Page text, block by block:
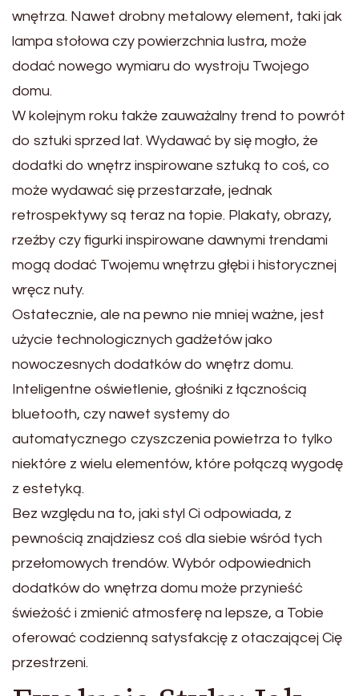
wnętrza. Nawet drobny metalowy element, taki jak
lampa stołowa czy powierzchnia lustra, może
dodać nowego wymiaru do wystroju Twojego
domu.
W kolejnym roku także zauważalny trend to powrót
do sztuki sprzed lat. Wydawać by się mogło, że
dodatki do wnętrz inspirowane sztuką to coś, co
może wydawać się przestarzałe, jednak
retrospektywy są teraz na topie. Plakaty, obrazy,
rzeźby czy figurki inspirowane dawnymi trendami
mogą dodać Twojemu wnętrzu głębi i historycznej
wręcz nuty.
Ostatecznie, ale na pewno nie mniej ważne, jest
użycie technologicznych gadżetów jako
nowoczesnych dodatków do wnętrz domu.
Inteligentne oświetlenie, głośniki z łącznością
bluetooth, czy nawet systemy do
automatycznego czyszczenia powietrza to tylko
niektóre z wielu elementów, które połączą wygodę
z estetyką.
Bez względu na to, jaki styl Ci odpowiada, z
pewnością znajdziesz coś dla siebie wśród tych
przełomowych trendów. Wybór odpowiednich
dodatków do wnętrza domu może przynieść
świeżość i zmienić atmosferę na lepsze, a Tobie
oferować codzienną satysfakcję z otaczającej Cię
przestrzeni.